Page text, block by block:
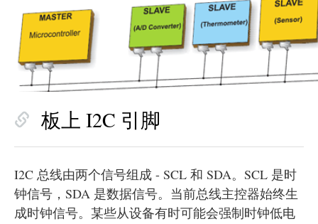
板上 I2C 引脚
I2C 总线由两个信号组成 - SCL 和 SDA。SCL 是时
钟信号，SDA 是数据信号。当前总线主控器始终生
成时钟信号。某些从设备有时可能会强制时钟低电